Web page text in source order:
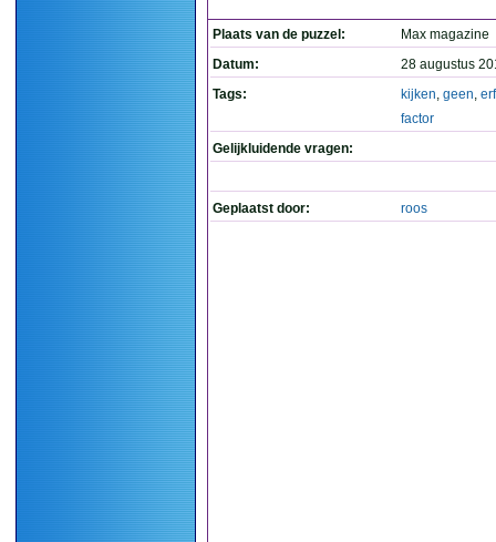
Plaats van de puzzel:
Max magazine
Datum:
28 augustus
Tags:
kijken, geen,
factor
Gelijkluidende vragen:
Geplaatst door: roos